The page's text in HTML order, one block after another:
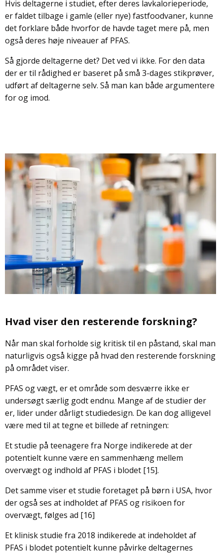
Hvis deltagerne i studiet, efter deres lavkalorieperiode,
er faldet tilbage i gamle (eller nye) fastfoodvaner, kunne
det forklare både hvorfor de havde taget mere på, men
også deres høje niveauer af PFAS.
Så gjorde deltagerne det? Det ved vi ikke. For den data
der er til rådighed er baseret på små 3-dages stikprøver,
udført af deltagerne selv. Så man kan både argumentere
for og imod.
Hvad viser den resterende forskning?
Når man skal forholde sig kritisk til en påstand, skal man
naturligvis også kigge på hvad den resterende forskning
på området viser.
PFAS og vægt, er et område som desværre ikke er
undersøgt særlig godt endnu. Mange af de studier der
er, lider under dårligt studiedesign. De kan dog alligevel
være med til at tegne et billede af retningen:
Et studie på teenagere fra Norge indikerede at der
potentielt kunne være en sammenhæng mellem
overvægt og indhold af PFAS i blodet [15].
Det samme viser et studie foretaget på børn i USA, hvor
der også ses at indholdet af PFAS og risikoen for
overvægt, følges ad [16]
Et klinisk studie fra 2018 indikerede at indeholdet af
PFAS i blodet potentielt kunne påvirke deltagernes